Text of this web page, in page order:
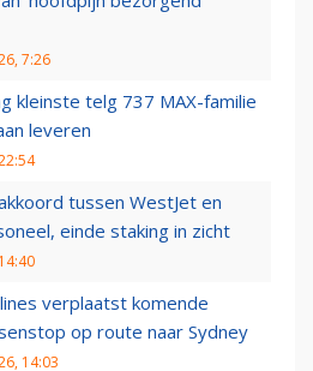
7:26
kleinste telg 737 MAX-familie
leveren
tussen WestJet en
einde staking in zicht
verplaatst komende
op route naar Sydney
14:03